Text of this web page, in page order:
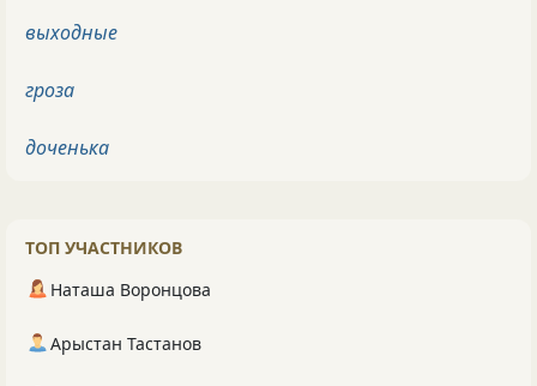
выходные
гроза
доченька
ТОП УЧАСТНИКОВ
Наташа Воронцова
Арыстан Тастанов